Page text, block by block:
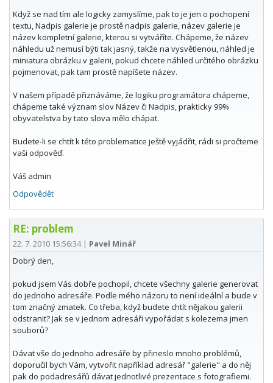
Když se nad tím ale logicky zamyslíme, pak to je jen o pochopení
textu, Nadpis galerie je prostě nadpis galerie, název galerie je
název kompletní galerie, kterou si vytváříte. Chápeme, že název
náhledu už nemusí býti tak jasný, takže na vysvětlenou, náhled je
miniatura obrázku v galerii, pokud chcete náhled určitého obrázku
pojmenovat, pak tam prostě napíšete název.
V našem případě přiznáváme, že logiku programátora chápeme,
chápeme také význam slov Název či Nadpis, prakticky 99%
obyvatelstva by tato slova mělo chápat.
Budete-li se chtít k této problematice ještě vyjádřit, rádi si pročteme
vaši odpověď.
Váš admin
Odpovědět
RE: problem
22. 7. 2010 15:56:34 | Pavel Minář
Dobrý den,
pokud jsem Vás dobře pochopil, chcete všechny galerie generovat
do jednoho adresáře. Podle mého názoru to není ideální a bude v
tom značný zmatek. Co třeba, když budete chtít nějakou galerii
odstranit? Jak se v jednom adresáři vypořádat s kolezema jmen
souborů?
Dávat vše do jednoho adresáře by přineslo mnoho problémů,
doporučil bych Vám, vytvořit například adresář "galerie" a do něj
pak do podadresářů dávat jednotlivé prezentace s fotografiemi.